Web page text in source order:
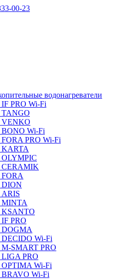
00-23
водонагреватели
PRO Wi-Fi
TANGO
VENKO
BONO Wi-Fi
PRO Wi-Fi
KARTA
OLYMPIC
CERAMIK
DION
ARIS
MINTA
KSANTO
PRO
DOGMA
DECIDO Wi-Fi
M-SMART PRO
LIGA PRO
OPTIMA Wi-Fi
BRAVO Wi-Fi